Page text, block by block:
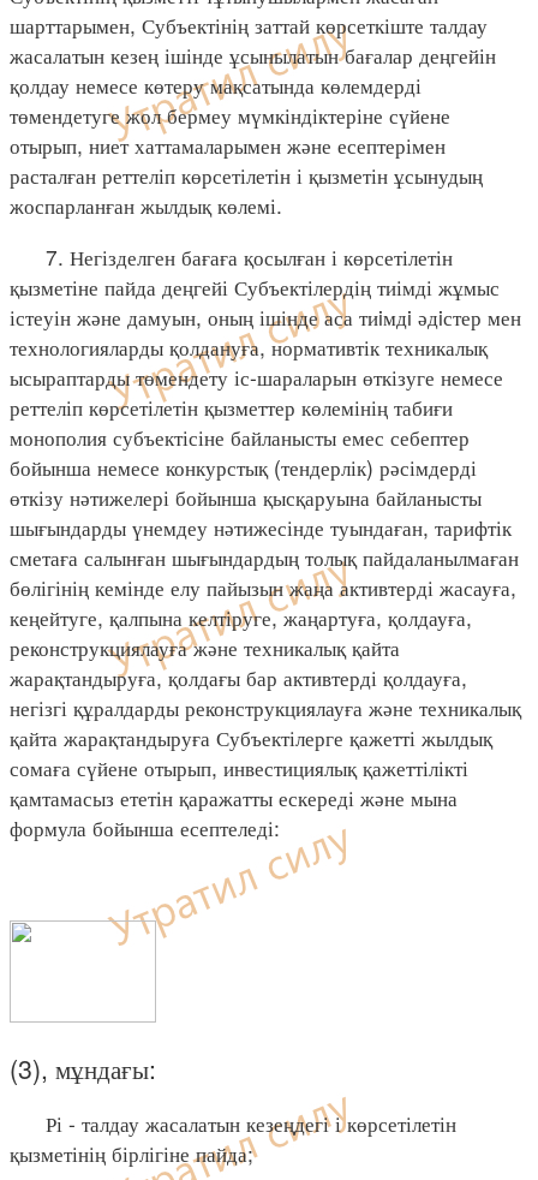
шарттарымен, Субъектінің заттай көрсеткіште талдау
жасалатын кезең ішінде ұсынылатын бағалар деңгейін
қолдау немесе көтеру мақсатында көлемдерді
төмендетуге жол бермеу мүмкіндіктеріне сүйене
отырып, ниет хаттамаларымен және есептерімен
расталған реттеліп көрсетілетін і қызметін ұсынудың
жоспарланған жылдық көлемі.
7. Негізделген бағаға қосылған і көрсетілетін
қызметіне пайда деңгейі Субъектілердің тиімді жұмыс
істеуін және дамуын, оның ішінде аса тиiмдi әдiстер мен
технологияларды қолдануға, нормативтік техникалық
ысыраптарды төмендету іс-шараларын өткізуге немесе
реттеліп көрсетілетін қызметтер көлемінің табиғи
монополия субъектісіне байланысты емес себептер
бойынша немесе конкурстық (тендерлік) рәсімдерді
өткізу нәтижелері бойынша қысқаруына байланысты
шығындарды үнемдеу нәтижесінде туындаған, тарифтік
сметаға салынған шығындардың толық пайдаланылмаған
бөлігінің кемінде елу пайызын жаңа активтерді жасауға,
кеңейтуге, қалпына келтіруге, жаңартуға, қолдауға,
реконструкциялауға және техникалық қайта
жарақтандыруға, қолдағы бар активтерді қолдауға,
негізгі құралдарды реконструкциялауға және техникалық
қайта жарақтандыруға Субъектілерге қажетті жылдық
сомаға сүйене отырып, инвестициялық қажеттілікті
қамтамасыз ететін қаражатты ескереді және мына
формула бойынша есептеледі:
(3), мұндағы:
Рі - талдау жасалатын кезеңдегі і көрсетілетін
қызметінің бірлігіне пайда;